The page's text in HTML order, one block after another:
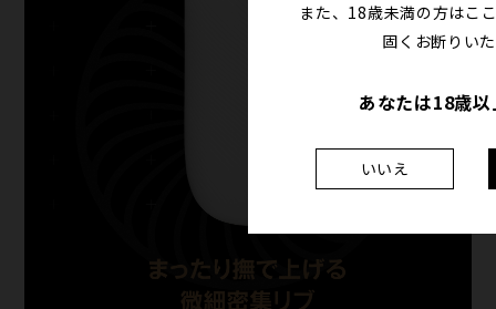
また、18歳未満の方はこ
固くお断りい
あなたは18歳
いいえ